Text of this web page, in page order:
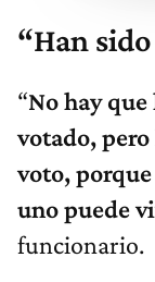
“Han
“No hay
votado,
voto,
uno puede
funcionario.